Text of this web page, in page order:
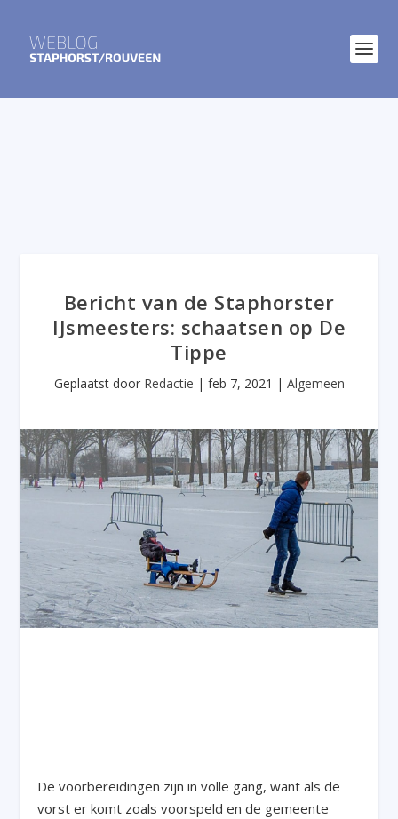
Bericht van de Staphorster
IJsmeesters: schaatsen op De
Tippe
Geplaatst door Redactie | feb 7, 2021 | Algemeen
De voorbereidingen zijn in volle gang, want als de
vorst er komt zoals voorspeld en de gemeente